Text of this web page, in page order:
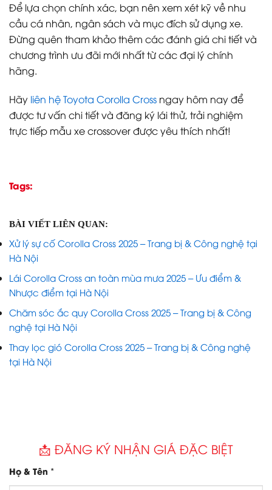
Để lựa chọn chính xác, bạn nên xem xét kỹ về nhu
cầu cá nhân, ngân sách và mục đích sử dụng xe.
Đừng quên tham khảo thêm các đánh giá chi tiết và
chương trình ưu đãi mới nhất từ các đại lý chính
hãng.
Hãy liên hệ Toyota Corolla Cross ngay hôm nay để
được tư vấn chi tiết và đăng ký lái thử, trải nghiệm
trực tiếp mẫu xe crossover được yêu thích nhất!
Tags:
BÀI VIẾT LIÊN QUAN:
Xử lý sự cố Corolla Cross 2025 – Trang bị & Công nghệ tại
Hà Nội
Lái Corolla Cross an toàn mùa mưa 2025 – Ưu điểm &
Nhược điểm tại Hà Nội
Chăm sóc ắc quy Corolla Cross 2025 – Trang bị & Công
nghệ tại Hà Nội
Thay lọc gió Corolla Cross 2025 – Trang bị & Công nghệ
tại Hà Nội
📩 ĐĂNG KÝ NHẬN GIÁ ĐẶC BIỆT
Họ & Tên *